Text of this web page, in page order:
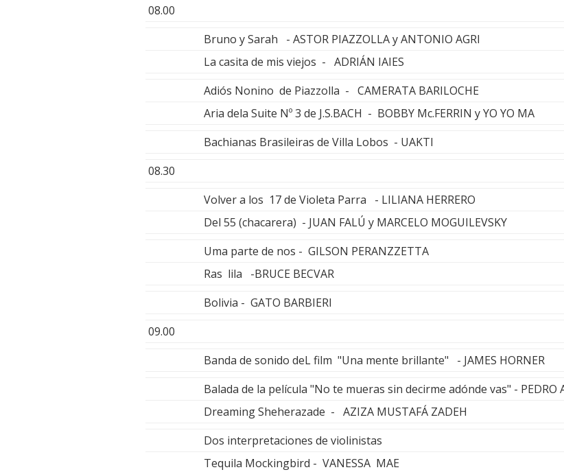
08.00
Bruno y Sarah - ASTOR PIAZZOLLA y ANTONIO AGRI
La casita de mis viejos - ADRIÁN IAIES
Adiós Nonino de Piazzolla - CAMERATA BARILOCHE
Aria dela Suite Nº 3 de J.S.BACH - BOBBY Mc.FERRIN y YO YO MA
Bachianas Brasileiras de Villa Lobos - UAKTI
08.30
Volver a los 17 de Violeta Parra - LILIANA HERRERO
Del 55 (chacarera) - JUAN FALÚ y MARCELO MOGUILEVSKY
Uma parte de nos - GILSON PERANZZETTA
Ras lila -BRUCE BECVAR
Bolivia - GATO BARBIERI
09.00
Banda de sonido deL film "Una mente brillante" - JAMES HORNER
Balada de la película "No te mueras sin decirme adónde vas" - PEDRO
Dreaming Sheherazade - AZIZA MUSTAFÁ ZADEH
Dos interpretaciones de violinistas
Tequila Mockingbird - VANESSA MAE